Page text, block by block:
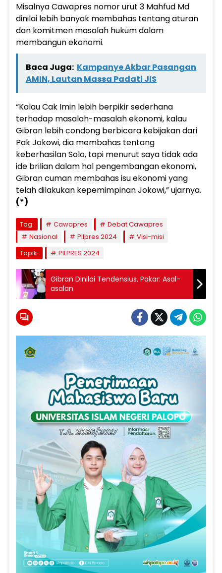
Misalnya Cawapres nomor urut 3 Mahfud Md
dinilai lebih banyak membahas tentang aturan
dan komitmen masalah hukum dalam
membangun ekonomi.
Baca Juga: Kampanye Akbar Pasangan
AMIN, Lautan Massa Padati JIS
“Kalau Cak Imin lebih berpikir sederhana
terhadap masalah-masalah ekonomi, kalau
Gibran lebih condong berbicara kebijakan dari
Pak Jokowi, dia membahas tentang
keberhasilan Solo, tapi menurut saya tidak ada
ide brilian dalam hal pengembangan ekonomi,
Gibran cuman membahas isu ekonomi yang
telah dilakukan kepemimpinan Jokowi,” ujarnya.
(*)
Tag: Cawapres
Debat Cawapres
Nasional
Pilpres 2024
Visi-misi
Topik:
PILPRES 2024
Gibran Dinilai Tendensius, Pakar: Asal-
asalan